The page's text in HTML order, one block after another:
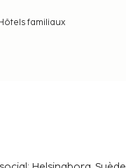
familiaux